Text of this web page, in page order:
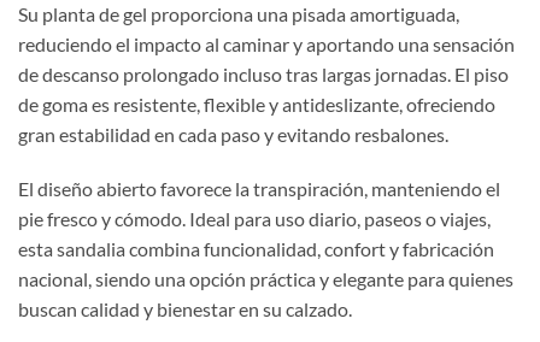
Su planta de gel proporciona una pisada amortiguada,
reduciendo el impacto al caminar y aportando una sensación
de descanso prolongado incluso tras largas jornadas. El piso
de goma es resistente, flexible y antideslizante, ofreciendo
gran estabilidad en cada paso y evitando resbalones.
El diseño abierto favorece la transpiración, manteniendo el
pie fresco y cómodo. Ideal para uso diario, paseos o viajes,
esta sandalia combina funcionalidad, confort y fabricación
nacional, siendo una opción práctica y elegante para quienes
buscan calidad y bienestar en su calzado.